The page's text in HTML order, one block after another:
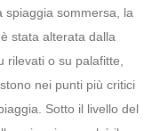
spiaggia sommersa, la
stata alterata dalla
o su palafitte,
nei punti più critici
Sotto il livello del